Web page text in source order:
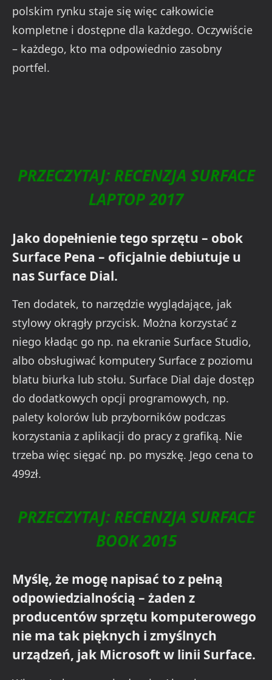
polskim rynku staje się więc całkowicie
kompletne i dostępne dla każdego. Oczywiście
– każdego, kto ma odpowiednio zasobny
portfel.
PRZECZYTAJ: RECENZJA SURFACE
LAPTOP 2017
Jako dopełnienie tego sprzętu – obok
Surface Pena – oficjalnie debiutuje u
nas Surface Dial.
Ten dodatek, to narzędzie wyglądające, jak
stylowy okrągły przycisk. Można korzystać z
niego kładąc go np. na ekranie Surface Studio,
albo obsługiwać komputery Surface z poziomu
blatu biurka lub stołu. Surface Dial daje dostęp
do dodatkowych opcji programowych, np.
palety kolorów lub przyborników podczas
korzystania z aplikacji do pracy z grafiką. Nie
trzeba więc sięgać np. po myszkę. Jego cena to
499zł.
PRZECZYTAJ: RECENZJA SURFACE
BOOK 2015
Myślę, że mogę napisać to z pełną
odpowiedzialnością – żaden z
producentów sprzętu komputerowego
nie ma tak pięknych i zmyślnych
urządzeń, jak Microsoft w linii Surface.